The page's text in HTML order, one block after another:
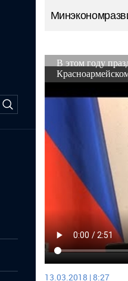
13.03.2018 | 8:27